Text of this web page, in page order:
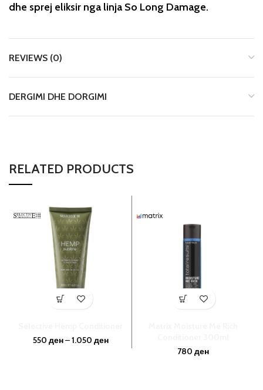
dhe sprej eliksir nga linja So Long Damage.
REVIEWS (0)
DERGIMI DHE DORGIMI
RELATED PRODUCTS
550 ден–1.050 ден
780 ден